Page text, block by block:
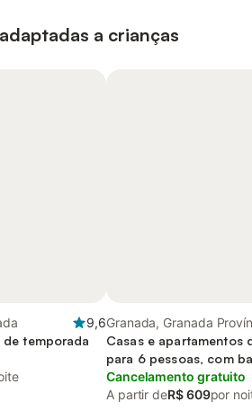
a crianças
9,6
de temporada
Granada, Granada
Casas e apartamentos
para 6 pessoas, com
Cancelamento gratuito
A partir deR$ 609por